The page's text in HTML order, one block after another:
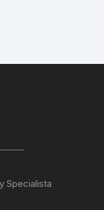
Specialista